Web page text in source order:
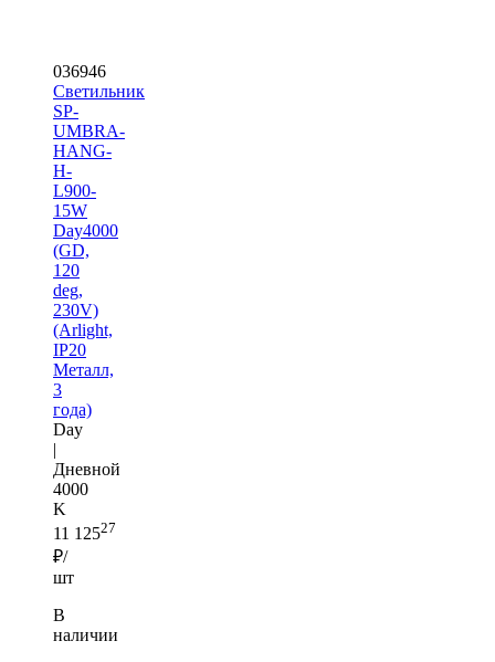
036946
Светильник
SP-
UMBRA-
HANG-
H-
L900-
15W
Day4000
(GD,
120
deg,
230V)
(Arlight,
IP20
Металл,
3
года)
Day
|
Дневной
4000
K
11 12527
₽/
шт
В
наличии